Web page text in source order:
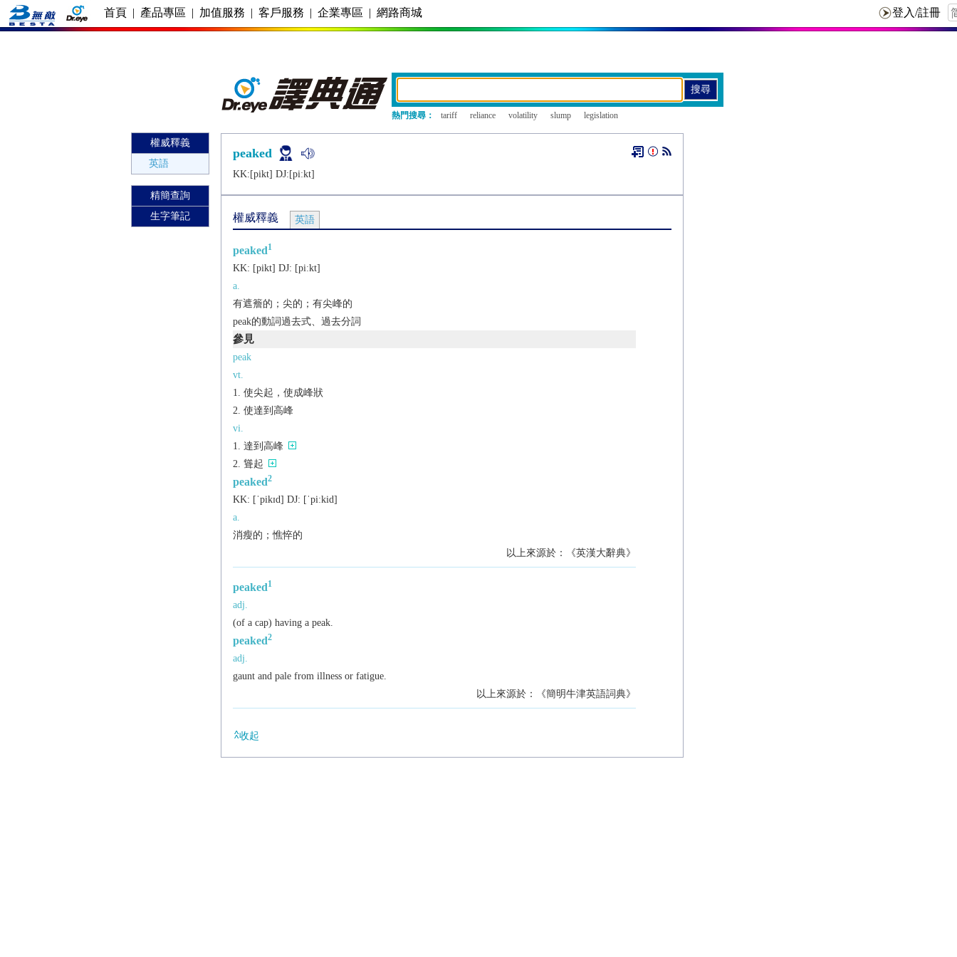
首頁 | 產品專區 | 加值服務 | 客戶服務 | 企業專區 | 網路商城
熱門搜尋： tariff reliance volatility slump legislation
權威釋義
英語
精簡查詢
生字筆記
peaked
KK:[pikt] DJ:[piːkt]
權威釋義 英語
peaked1
KK: [pikt] DJ: [piːkt]
a.
有遮簷的；尖的；有尖峰的
peak的動詞過去式、過去分詞
參見
peak
vt.
使尖起，使成峰狀
使達到高峰
vi.
達到高峰
聳起
peaked2
KK: [ˈpikɪd] DJ: [ˈpiːkid]
a.
消瘦的；憔悴的
以上來源於：《英漢大辭典》
peaked1
adj.
(of a cap) having a peak.
peaked2
adj.
gaunt and pale from illness or fatigue.
以上來源於：《簡明牛津英語詞典》
收起